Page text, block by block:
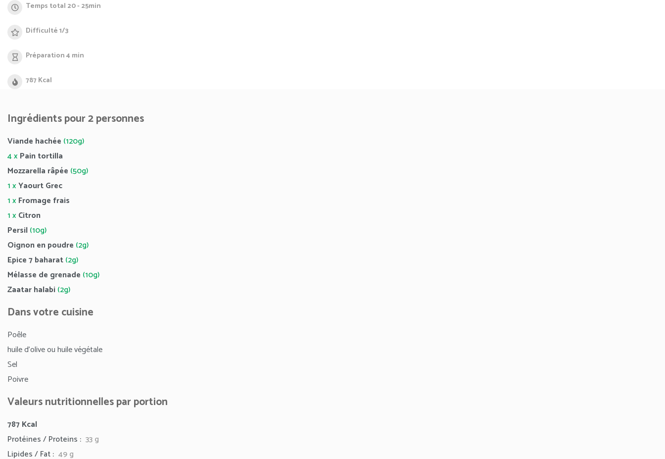
Temps total 20 - 25min
Difficulté 1/3
Préparation 4 min
787 Kcal
Ingrédients pour 2 personnes
Viande hachée (120g)
4 xPain tortilla
Mozzarella râpée (50g)
1 xYaourt Grec
1 xFromage frais
1 xCitron
Persil(10g)
Oignon en poudre (2g)
Epice 7 baharat(2g)
Mélasse de grenade (10g)
Zaatar halabi(2g)
Dans votre cuisine
Poêle
huile d’olive ou huile végétale
Sel
Poivre
Valeurs nutritionnelles par portion
787 Kcal
Protéines / Proteins : 33 g
Lipides / Fat : 49g